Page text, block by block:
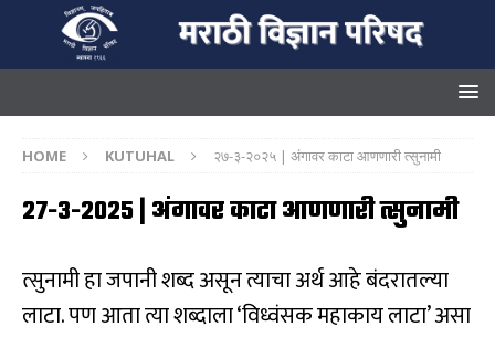
HOME KUTUHAL २७-३-२०२५ | अंगावर काटा आणणारी त्सुनामी
२७-३-२०२५ | अंगावर काटा आणणारी त्सुनामी
त्सुनामी हा जपानी शब्द असून त्याचा अर्थ आहे बंदरातल्या
लाटा. पण आता त्या शब्दाला ‘विध्वंसक महाकाय लाटा’ असा